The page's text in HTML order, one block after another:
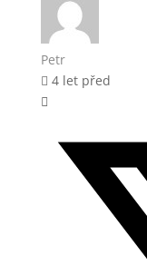
Petr
4 let před